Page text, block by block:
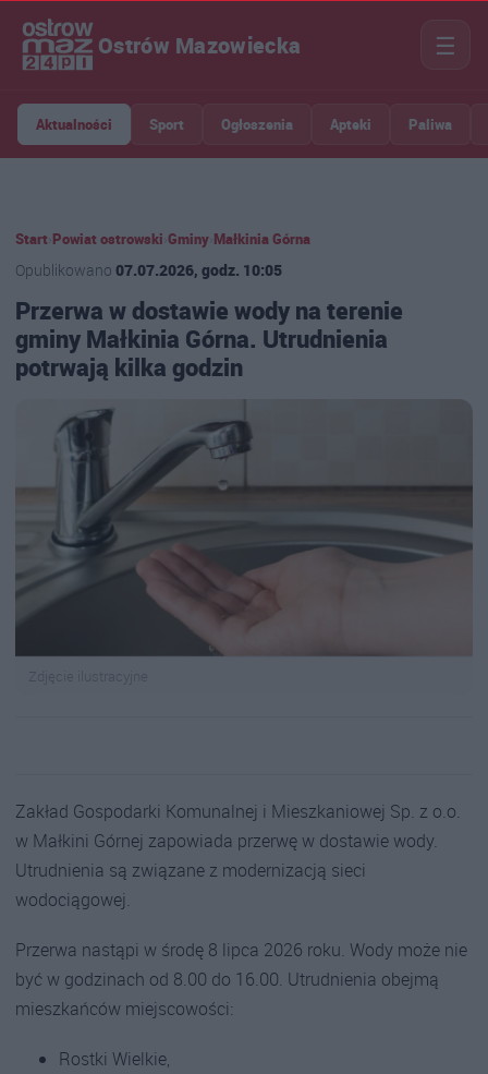
Ostrów Mazowiecka ☰
Aktualności Sport Ogłoszenia Apteki Paliwa
Start Powiat ostrowski Gminy Małkinia Górna
Opublikowano 07.07.2026, godz. 10:05
Przerwa w dostawie wody na terenie
gminy Małkinia Górna. Utrudnienia
potrwają kilka godzin
Zdjęcie ilustracyjne
Zakład Gospodarki Komunalnej i Mieszkaniowej Sp. z o.o.
w Małkini Górnej zapowiada przerwę w dostawie wody.
Utrudnienia są związane z modernizacją sieci
wodociągowej.
Przerwa nastąpi w środę 8 lipca 2026 roku. Wody może nie
być w godzinach od 8.00 do 16.00. Utrudnienia obejmą
mieszkańców miejscowości:
Rostki Wielkie,